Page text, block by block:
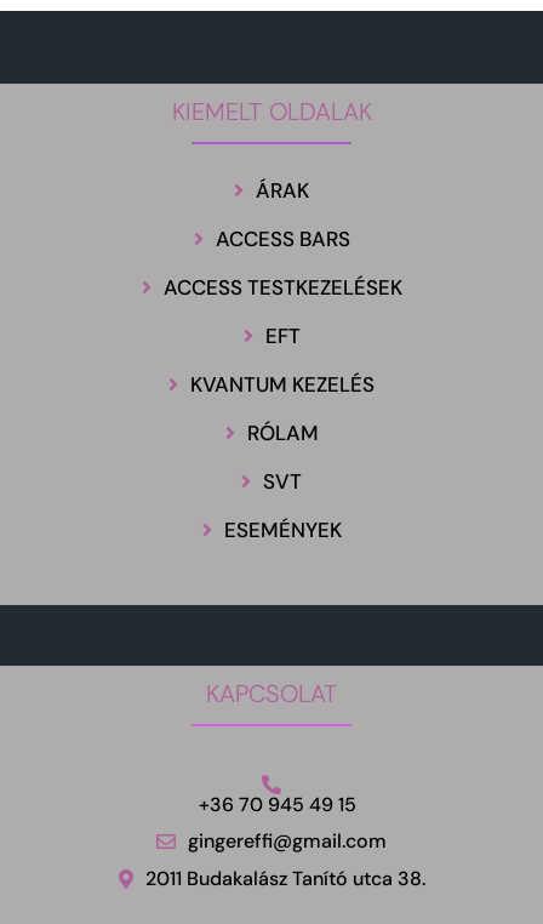
KIEMELT OLDALAK
ÁRAK
ACCESS BARS
ACCESS TESTKEZELÉSEK
EFT
KVANTUM KEZELÉS
RÓLAM
SVT
ESEMÉNYEK
KAPCSOLAT
+36 70 945 49 15
gingereffi@gmail.com
2011 Budakalász Tanító utca 38.